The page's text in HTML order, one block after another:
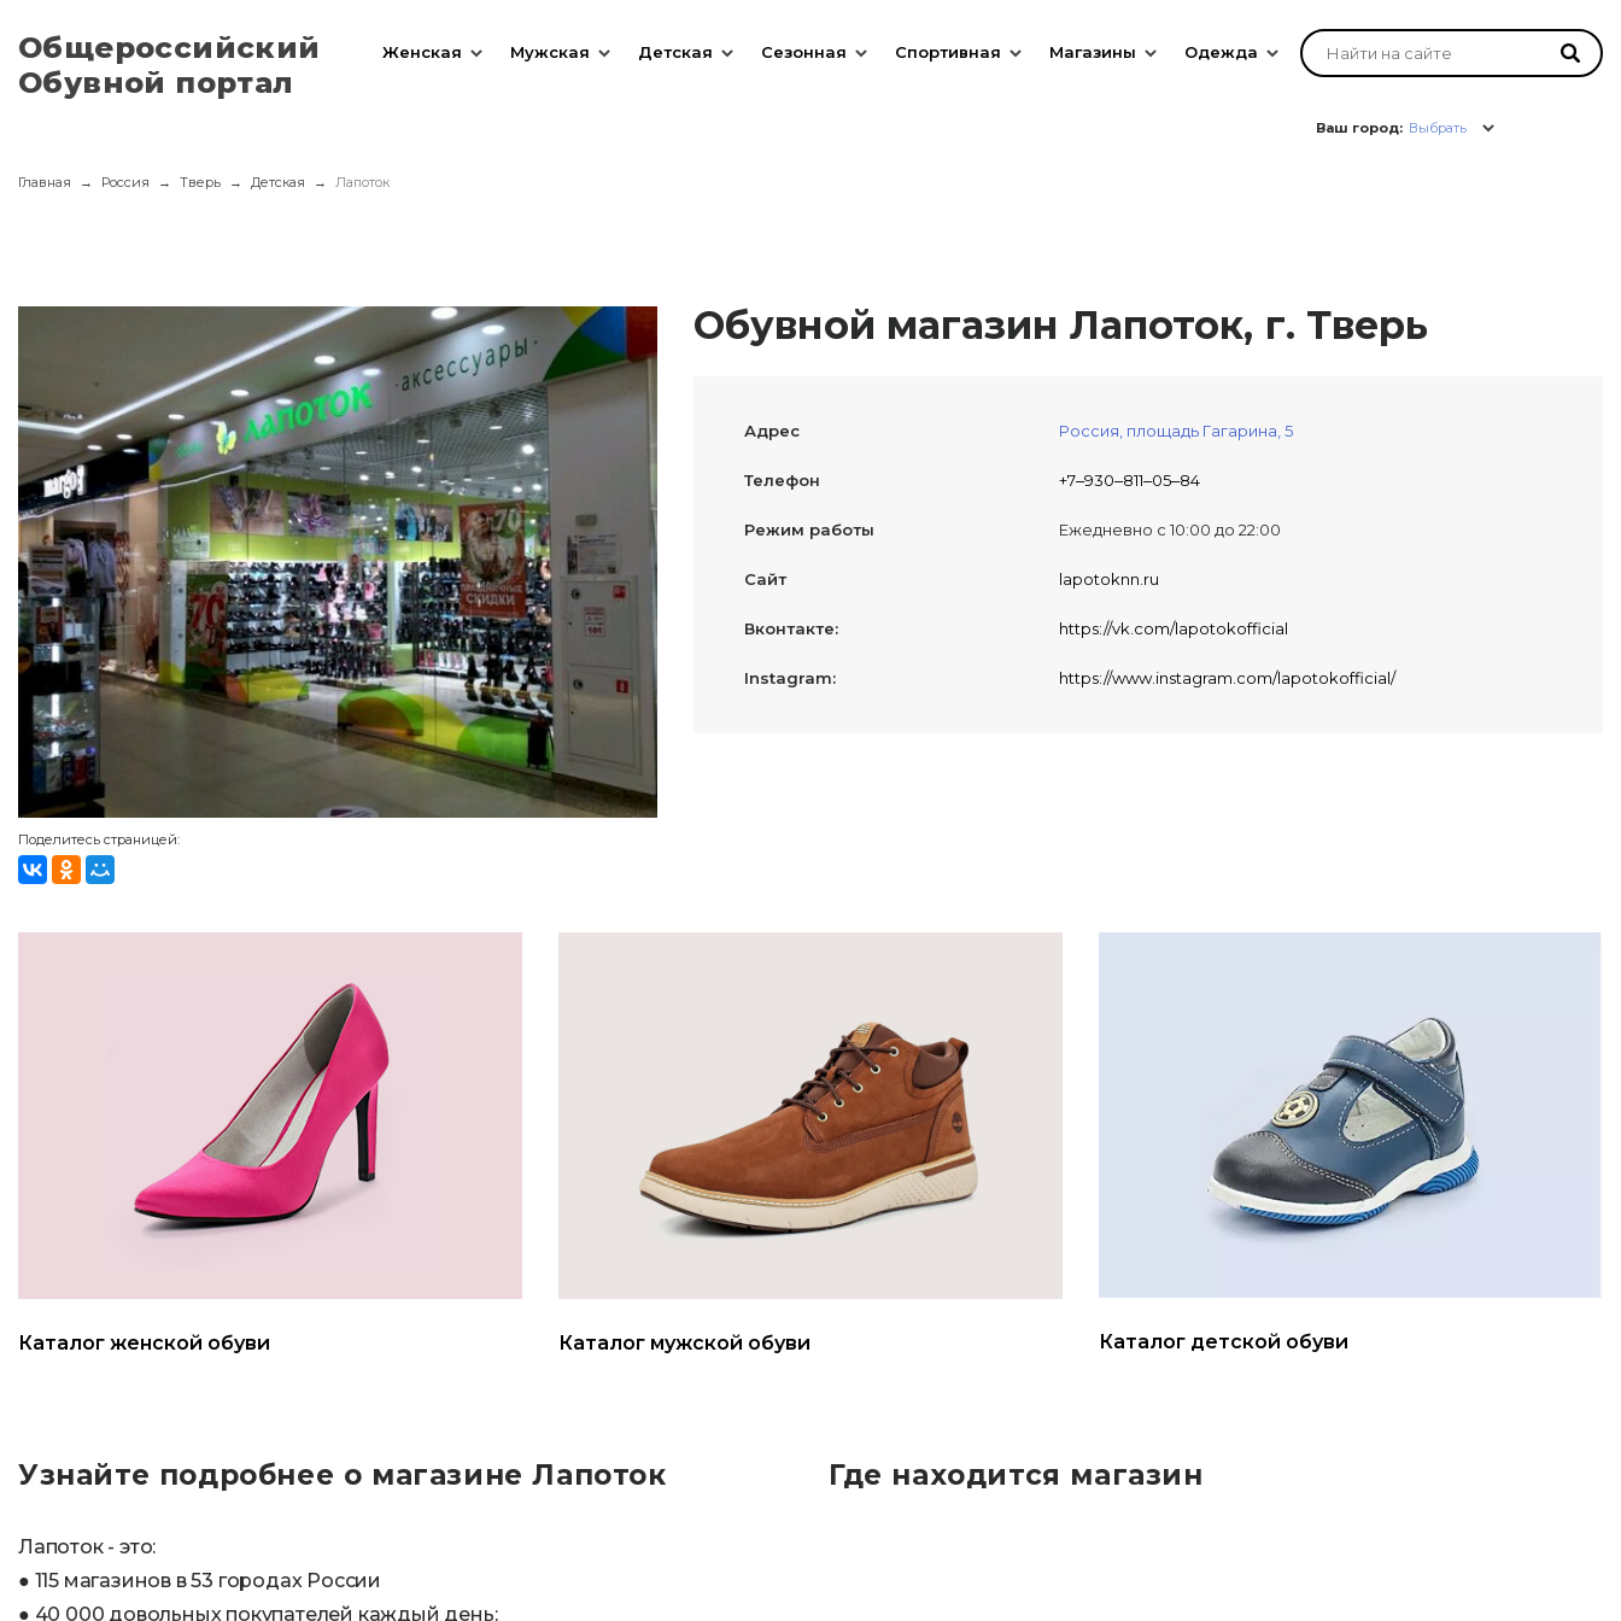
Общероссийский
Обувной портал
Женская Мужская Детская Сезонная Спортивная Магазины Одежда
Ваш город: Выбрать
Главная Россия Тверь Детская Лапоток
Поделитесь страницей:
Обувной магазин Лапоток, г. Тверь
Адрес Россия, площадь Гагарина, 5
Телефон +7‒930‒811‒05‒84
Режим работы Ежедневно с 10:00 до 22:00
Сайт lapotoknn.ru
Вконтакте: https://vk.com/lapotokofficial
Instagram: https://www.instagram.com/lapotokofficial/
Каталог женской обуви Каталог мужской обуви Каталог детской обуви
Узнайте подробнее о магазине Лапоток
Лапоток - это:
● 115 магазинов в 53 городах России
● 40 000 довольных покупателей каждый день;
Где находится магазин